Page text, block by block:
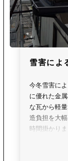
雪害によ
今冬雪害に
に優れた金
な瓦から軽
造負担を大
時間掛かり